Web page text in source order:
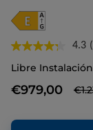
4.3
Libre
€979,00